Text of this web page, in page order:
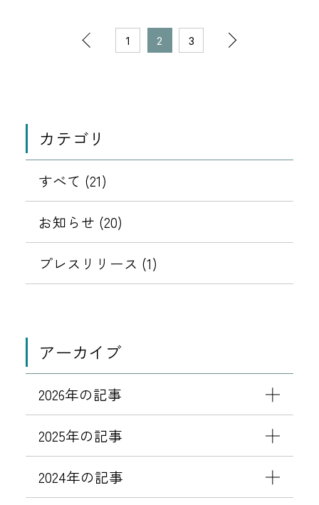
ら
始
具
に
つ
い
不
な
サ
イ
に
導
ッ
セ
ジ
つ
日
本
ス
度
（
適
格
請
求
6旧
効
お
知
ら
せ
前
0
件
を
表
示
る
1 2 3
次
表
示
カテゴリ
すべて (21)
お知らせ (20)
プレスリリース (1)
アーカイブ
2026年の記事
2025年の記事
2024年の記事